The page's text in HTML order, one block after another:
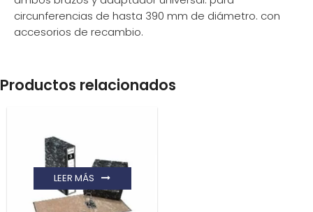
circunferencias de hasta 390 mm de diámetro. con
accesorios de recambio.
Productos relacionados
LEER MÁS